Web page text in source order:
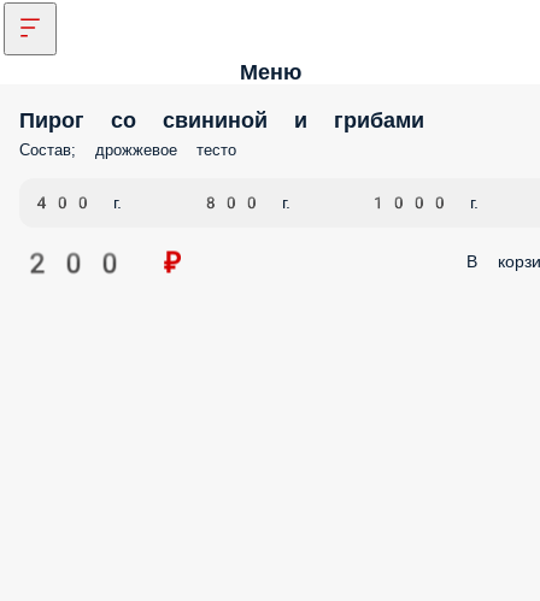
Меню
Пирог со свининой и грибами
Состав; дрожжевое тесто
400 г. 800 г. 1000 г.
200 ₽ В